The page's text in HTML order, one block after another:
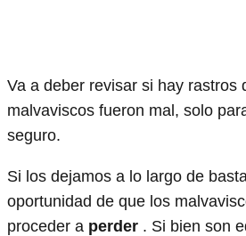
Va a deber revisar si hay rastros
malvaviscos fueron mal, solo
seguro.
Si los dejamos a lo largo de
oportunidad de que los
proceder a perder . Si bien son